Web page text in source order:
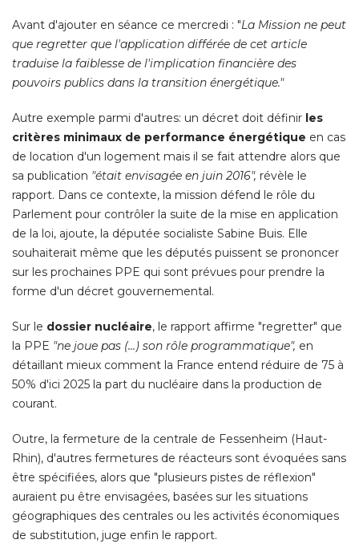
Avant d'ajouter en séance ce mercredi : "La Mission ne peut
que regretter que l'application différée de cet article
traduise la faiblesse de l'implication financière des
pouvoirs publics dans la transition énergétique."
Autre exemple parmi d'autres: un décret doit définir les
critères minimaux de performance énergétique en cas
de location d'un logement mais il se fait attendre alors que
sa publication "était envisagée en juin 2016", révèle le
rapport. Dans ce contexte, la mission défend le rôle du
Parlement pour contrôler la suite de la mise en application
de la loi, ajoute, la députée socialiste Sabine Buis. Elle
souhaiterait même que les députés puissent se prononcer
sur les prochaines PPE qui sont prévues pour prendre la
forme d'un décret gouvernemental.
Sur le dossier nucléaire, le rapport affirme "regretter" que
la PPE "ne joue pas (...) son rôle programmatique", en
détaillant mieux comment la France entend réduire de 75 à
50% d'ici 2025 la part du nucléaire dans la production de
courant.
Outre, la fermeture de la centrale de Fessenheim (Haut-
Rhin), d'autres fermetures de réacteurs sont évoquées sans
être spécifiées, alors que "plusieurs pistes de réflexion"
auraient pu être envisagées, basées sur les situations
géographiques des centrales ou les activités économiques
de substitution, juge enfin le rapport.